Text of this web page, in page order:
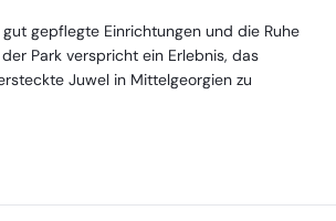
gepflegte Einrichtungen und die Ruhe
Park verspricht ein Erlebnis, das
Juwel in Mittelgeorgien zu